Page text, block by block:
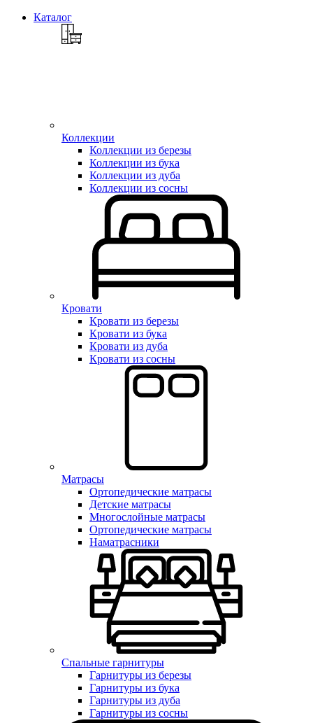
Каталог
Коллекции
Коллекции из березы
Коллекции из бука
Коллекции из дуба
Коллекции из сосны
Кровати
Кровати из березы
Кровати из бука
Кровати из дуба
Кровати из сосны
Матрасы
Ортопедические матрасы
Детские матрасы
Многослойные матрасы
Ортопедические матрасы
Наматрасники
Спальные гарнитуры
Гарнитуры из березы
Гарнитуры из бука
Гарнитуры из дуба
Гарнитуры из сосны